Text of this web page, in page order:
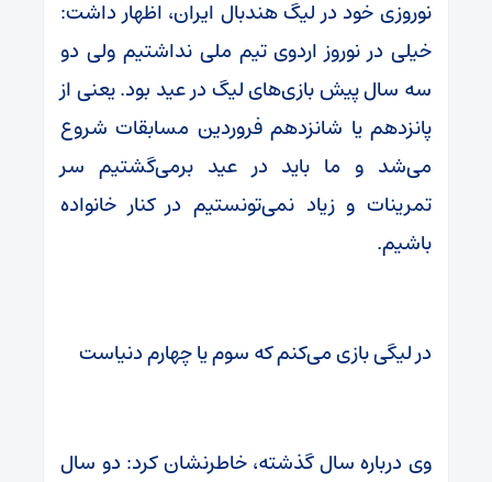
نوروزی خود در لیگ هندبال ایران، اظهار داشت:
خیلی در نوروز اردوی تیم ملی نداشتیم ولی دو
سه سال پیش بازی‌های لیگ در عید بود. یعنی از
پانزدهم یا شانزدهم فروردین مسابقات شروع
می‌شد و ما باید در عید برمی‌گشتیم سر
تمرینات و زیاد نمی‌تونستیم در کنار خانواده
باشیم.
در لیگی بازی می‌کنم که سوم یا چهارم دنیاست
وی درباره سال گذشته، خاطرنشان کرد: دو سال